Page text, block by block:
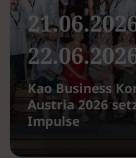
Kao Business
Austria 2026
Impulse